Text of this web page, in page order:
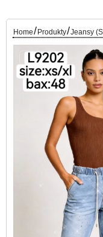
Home/ Produkty/Jeansy